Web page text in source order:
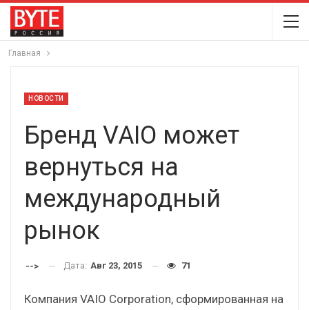
Главная
НОВОСТИ
Бренд VAIO может
вернуться на
международный
рынок
--> Дата: Авг 23, 2015 71
Компания VAIO Corporation, сформированная на